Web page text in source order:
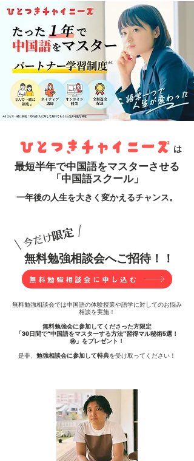
​は
最短半年で中国語をマスターさせる
「中国語スクール」
一年後の人生を大きく変かえるチャンス。
​\今だけ限定/
無料勉強相談会へご招待！！
無料勉強相談会に申し込む
無料勉強相談会では中国語の体験授業や語学に対してのお悩み
相談を実施！
無料勉強会に参加してくださった方限定
「30日間で“中国語をマスターする方法”習得マル秘術5選！
㊙️」をプレゼント！
​是非、 勉強相談会に参加して特典を受け取ってください！